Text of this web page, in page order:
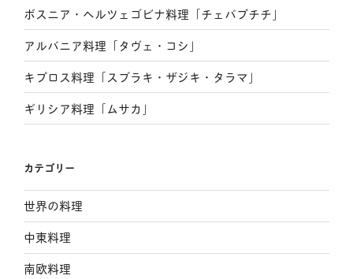
「ブ
リ
ン
ゾ
ヴ
ェ
ー・
シ
ュ
キ」”
の
ボスニア・ヘルツェゴビナ料理「チェバプチチ」
アルバニア料理「タヴェ・コシ」
キプロス料理「スブラキ・ザジキ・タラマ」
ギリシア料理「ムサカ」
カテゴリー
世界の料理
中東料理
南欧料理